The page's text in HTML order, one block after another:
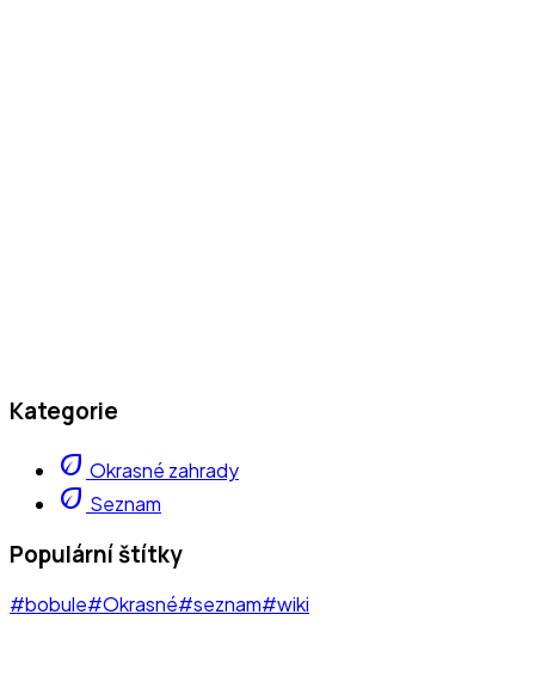
Kategorie
eco Okrasné zahrady
eco Seznam
Populární štítky
#bobule#Okrasné#seznam#wiki